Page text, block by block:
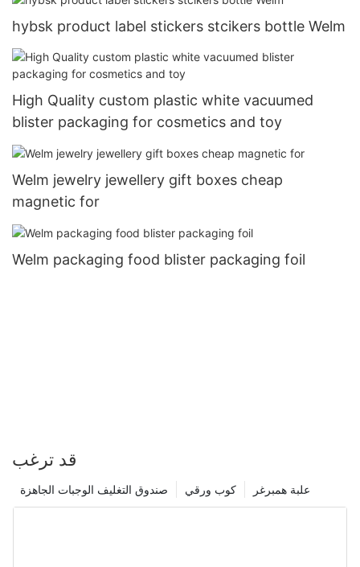
hybsk product label stickers stcikers bottle Welm
High Quality custom plastic white vacuumed
blister packaging for cosmetics and toy
Welm jewelry jewellery gift boxes cheap
magnetic for
Welm packaging food blister packaging foil
قد ترغب
علبة همبرغر كوب ورقي صندوق التغليف الوجبات الجاهزة